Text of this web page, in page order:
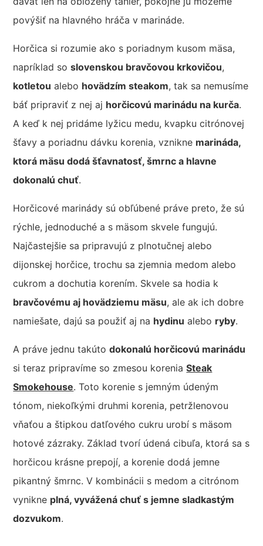
povýšiť na hlavného hráča v marináde.
Horčica si rozumie ako s poriadnym kusom mäsa,
napríklad soslovenskou bravčovou krkovičou,
kotletou alebo hovädzím steakom, tak sa nemusíme
báť pripraviť z nej aj horčicovú marinádu na kurča.
A keď k nej pridáme lyžicu medu, kvapku citrónovej
šťavy a poriadnu dávku korenia, vznikne marináda,
ktorá mäsu dodá šťavnatosť, šmrnc a hlavne
dokonalú chuť.
Horčicové marinády sú obľúbené práve preto, že sú
rýchle, jednoduché a s mäsom skvele fungujú.
Najčastejšie sa pripravujú z plnotučnej alebo
dijonskej horčice, trochu sa zjemnia medom alebo
cukrom a dochutia korením. Skvele sa hodia k
bravčovému aj hovädziemu mäsu, ale ak ich dobre
namiešate, dajú sa použiť aj na hydinu alebo ryby.
A práve jednu takútodokonalú horčicovú marinádu
si teraz pripravíme so zmesou koreniaSteak
Smokehouse. Toto korenie s jemným údeným
tónom, niekoľkými druhmi korenia, petržlenovou
vňaťou a štipkou datľového cukru urobí s mäsom
hotové zázraky. Základ tvorí údená cibuľa, ktorá sa s
horčicou krásne prepojí, a korenie dodá jemne
pikantný šmrnc. V kombinácii s medom a citrónom
vynikne plná, vyvážená chuť s jemne sladkastým
dozvukom.